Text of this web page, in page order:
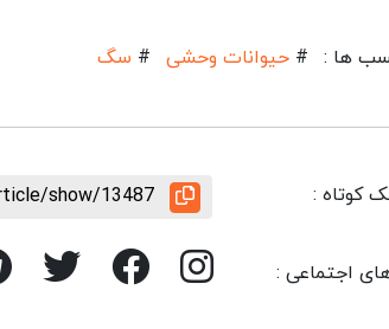
ها : # حیوانات وحشی # سگ
کوتاه : show/13487
اجتماعی :